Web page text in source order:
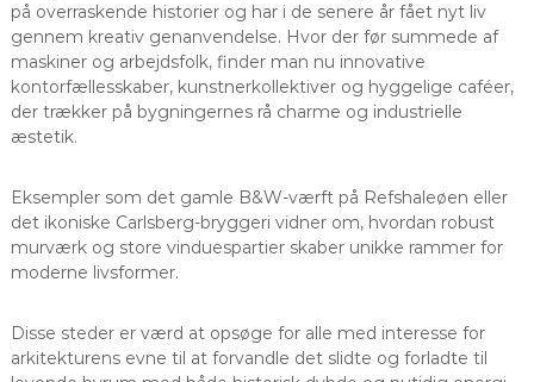
på overraskende historier og har i de senere år fået nyt liv
gennem kreativ genanvendelse. Hvor der før summede af
maskiner og arbejdsfolk, finder man nu innovative
kontorfællesskaber, kunstnerkollektiver og hyggelige caféer,
der trækker på bygningernes rå charme og industrielle
æstetik.
Eksempler som det gamle B&W-værft på Refshaleøen eller
det ikoniske Carlsberg-bryggeri vidner om, hvordan robust
murværk og store vinduespartier skaber unikke rammer for
moderne livsformer.
Disse steder er værd at opsøge for alle med interesse for
arkitekturens evne til at forvandle det slidte og forladte til